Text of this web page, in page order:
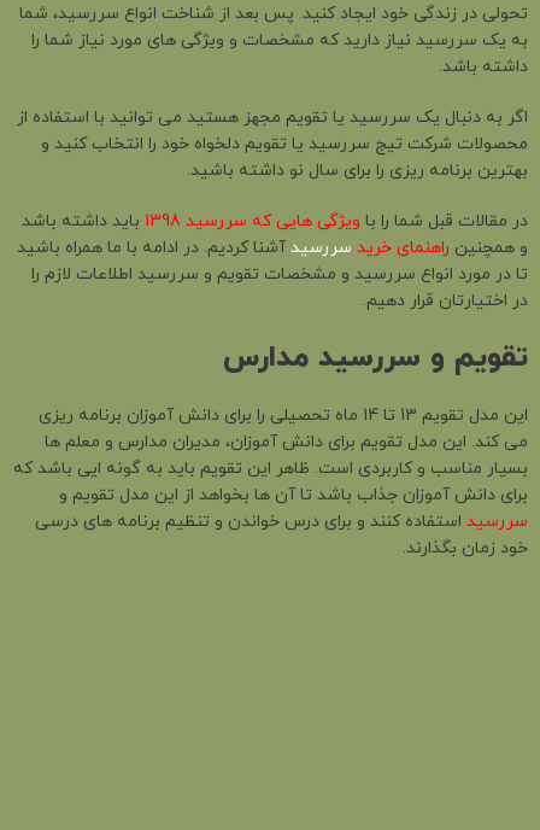
تحولی در زندگی خود ایجاد کنید. پس بعد از شناخت انواع سررسید، شما
به یک سررسید نیاز دارید که مشخصات و ویژگی های مورد نیاز شما را
داشته باشد.
اگر به دنبال یک سررسید یا تقویم مجهز هستید می توانید با استفاده از
محصولات شرکت تیج سررسید یا تقویم دلخواه خود را انتخاب کنید و
بهترین برنامه ریزی را برای سال نو داشته باشید.
در مقالات قبل شما را با ویژگی هایی که سررسید 1398
باید داشته باشد
و همچنین راهنمای خرید سررسیدآشنا کردیم. در ادامه با ما همراه باشید
تا در مورد انواع سررسید و مشخصات تقویم و سررسید اطلاعات لازم را
در اختیارتان قرار دهیم.
تقویم و سررسید مدارس
این مدل تقویم 13 تا 14 ماه تحصیلی را برای دانش آموزان برنامه ریزی
می کند. این مدل تقویم برای دانش آموزان، مدیران مدارس و معلم ها
بسیار مناسب و کاربردی است. ظاهر این تقویم باید به گونه ایی باشد که
برای دانش آموزان جذاب باشد تا آن ها بخواهد از این مدل تقویم و
سررسید استفاده کنند و برای درس خواندن و تنظیم برنامه های درسی
خود زمان بگذارند.